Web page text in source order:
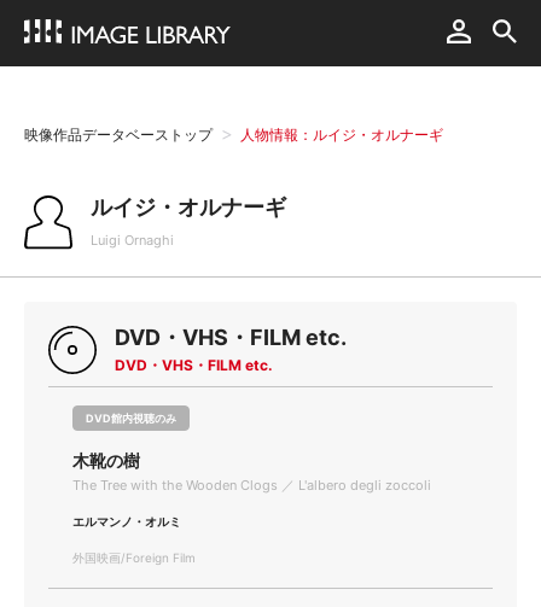
映像作品データベーストップ 人物情報：ルイジ・オルナーギ
ルイジ・オルナーギ
Luigi Ornaghi
DVD・VHS・FILM etc.
DVD・VHS・FILM etc.
DVD館内視聴のみ
木靴の樹
The Tree with the Wooden Clogs ／ L'albero degli zoccoli
エルマンノ・オルミ
外国映画/Foreign Film